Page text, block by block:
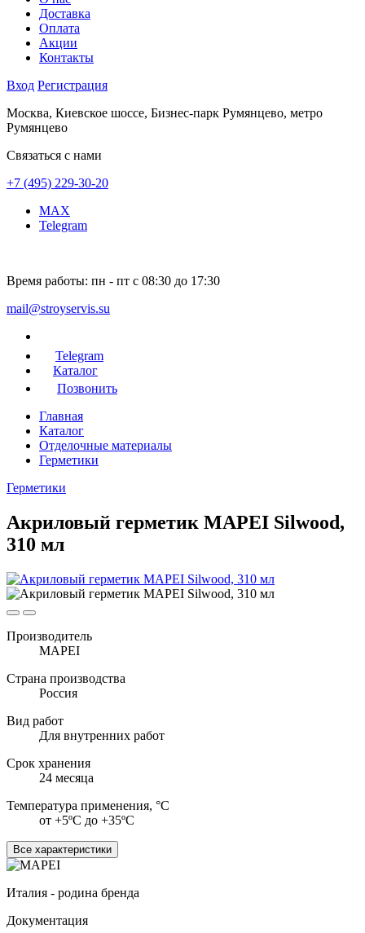
Доставка
Оплата
Акции
Контакты
Вход Регистрация
Москва, Киевское шоссе, Бизнес-парк Румянцево, метро
Румянцево
Связаться с нами
+7 (495) 229-30-20
MAX
Telegram
Время работы: пн - пт с 08:30 до 17:30
mail@stroyservis.su
Telegram
Каталог
Позвонить
Главная
Каталог
Отделочные материалы
Герметики
Герметики
Акриловый герметик MAPEI Silwood,
310 мл
Производитель
MAPEI
Страна производства
Россия
Вид работ
Для внутренних работ
Срок хранения
24 месяца
Температура применения, °С
от +5ºС до +35ºС
Все характеристики
Италия - родина бренда
Документация